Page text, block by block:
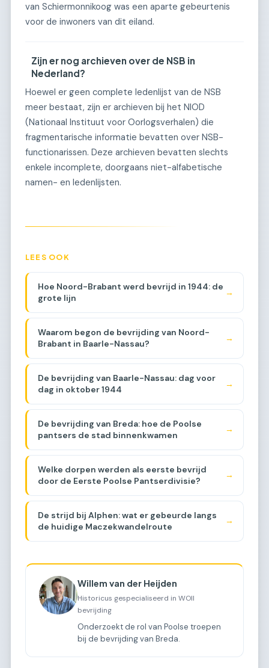
van Schiermonnikoog was een aparte gebeurtenis
voor de inwoners van dit eiland.
Zijn er nog archieven over de NSB in
Nederland?
Hoewel er geen complete ledenlijst van de NSB
meer bestaat, zijn er archieven bij het NIOD
(Nationaal Instituut voor Oorlogsverhalen) die
fragmentarische informatie bevatten over NSB-
functionarissen. Deze archieven bevatten slechts
enkele incomplete, doorgaans niet-alfabetische
namen- en ledenlijsten.
LEES OOK
Hoe Noord-Brabant werd bevrijd in 1944: de
grote lijn
→
Waarom begon de bevrijding van Noord-
Brabant in Baarle-Nassau?
→
De bevrijding van Baarle-Nassau: dag voor
dag in oktober 1944
→
De bevrijding van Breda: hoe de Poolse
pantsers de stad binnenkwamen
→
Welke dorpen werden als eerste bevrijd
door de Eerste Poolse Pantserdivisie?
→
De strijd bij Alphen: wat er gebeurde langs
de huidige Maczekwandelroute
→
Willem van der Heijden
Historicus gespecialiseerd in WOII
bevrijding
Onderzoekt de rol van Poolse troepen
bij de bevrijding van Breda.